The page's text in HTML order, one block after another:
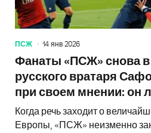
ПСЖ 14 янв 2026
Фанаты «ПСЖ» снова в
русского вратаря
при своем мнении: он
Когда речь заходит о
Европы, «ПСЖ» неизменно